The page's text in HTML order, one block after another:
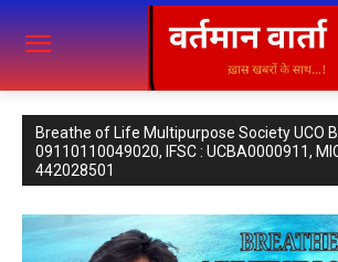
Breathe of Life Multipurpose Society UCO
09110110049020, IFSC : UCBA0000911,
442028501